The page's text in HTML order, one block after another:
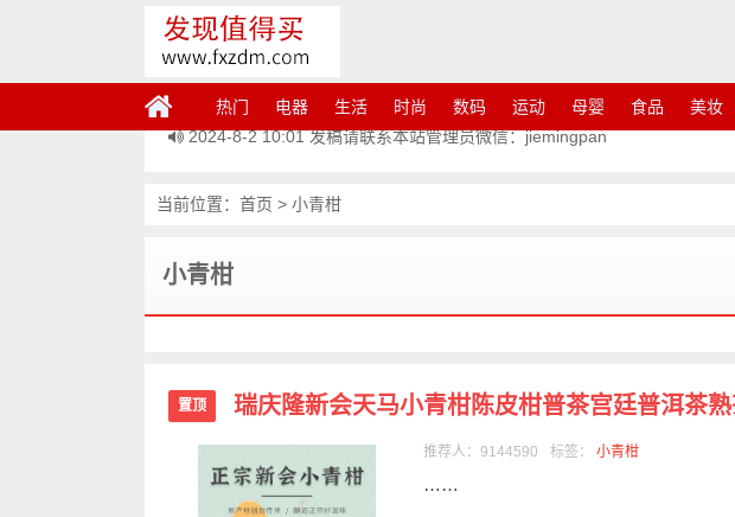
热门 电器 生活 时尚 数码 运动 母婴 食品 美妆
发稿请联系本站管理员微信：jiemingpan
当前位置： 首页 > 小青柑
小青柑
置顶 瑞庆隆新会天马小青柑陈皮柑普茶宫廷普洱茶
推荐人：9144590 标签： 小青柑
……